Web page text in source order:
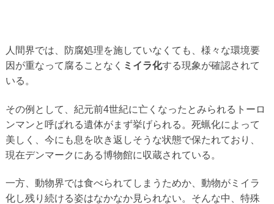
人間界では、防腐処理を施していなくても、様々な環境要
因が重なって腐ることなく ミイラ化する現象が確認されて
いる。
その例として、紀元前4世紀に亡くなったとみられるトーロ
ンマンと呼ばれる遺体がまず挙げられる。死蝋化によって
美しく、今にも息を吹き返しそうな状態で保たれており、
現在デンマークにある博物館に収蔵されている。
一方、動物界では食べられてしまうためか、動物がミイラ
化し残り続ける姿はなかなか見られない。そんな中、特殊